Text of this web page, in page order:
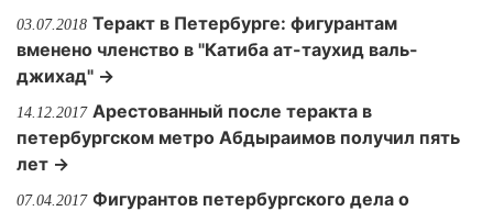
03.07.2018 Теракт в Петербурге: фигурантам
вменено членство в "Катиба ат-таухид валь-
джихад" →
14.12.2017 Арестованный после теракта в
петербургском метро Абдыраимов получил пять
лет →
07.04.2017 Фигурантов петербургского дела о